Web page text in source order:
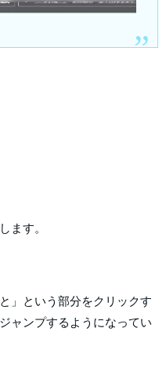
ます。
」という部分をクリックす
ャンプするようになってい